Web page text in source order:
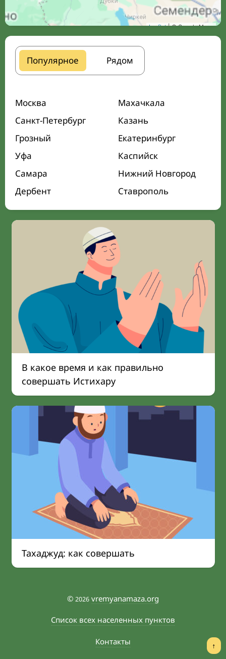
Leaflet| © Google Maps
Популярное Рядом
Москва
Махачкала
Санкт-Петербург
Казань
Грозный
Екатеринбург
Уфа
Каспийск
Самара
Нижний Новгород
Дербент
Ставрополь
В какое время и как правильно
совершать Истихару
Тахаджуд: как совершать
© 2026 vremyanamaza.org
Список всех населенных пунктов
Контакты ↑